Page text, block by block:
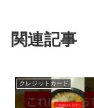
関連記事
クレジットカード